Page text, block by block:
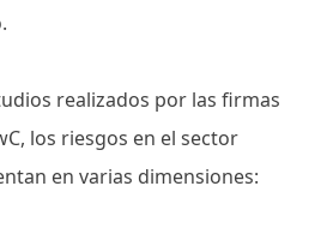
realizados por las firmas
los riesgos en el sector
en varias dimensiones: